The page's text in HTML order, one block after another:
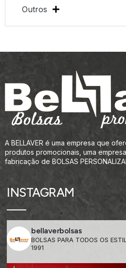
Outros
A BELLAVER é uma empresa que
produtos promocionais, uma
fabricação de BOLSAS
INSTAGRAM
bellaverbolsas
BOLSAS PARA TODOS OS
1991